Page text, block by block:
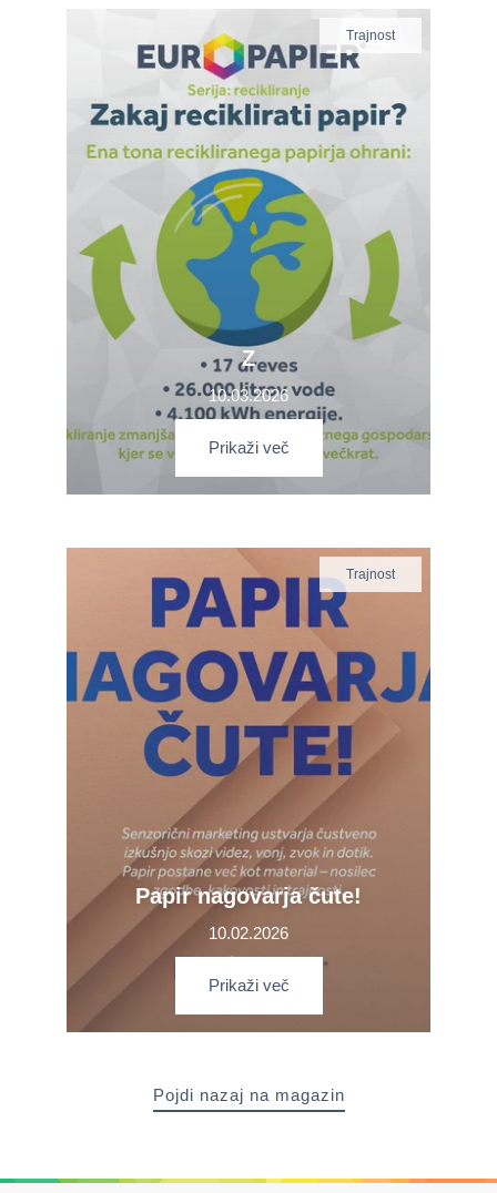
Trajnost
Z
10.03.2026
Prikaži več
Trajnost
Papir nagovarja čute!
10.02.2026
Prikaži več
Pojdi nazaj na magazin